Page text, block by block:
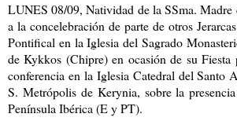
LUNES 08/09, Natividad de la SSma.
a la concelebración de parte de otros
Pontifical en la Iglesia del Sagrado
de Kykkos (Chipre) en ocasión de su Fiesta
conferencia en la Iglesia Catedral del Santo
S. Metrópolis de Kerynia, sobre la
Península Ibérica (E y PT).